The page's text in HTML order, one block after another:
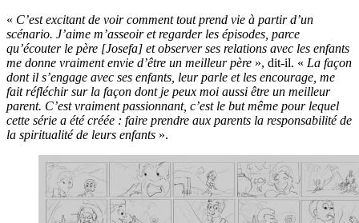
« C’est excitant de voir comment tout prend vie à partir d’un
scénario. J’aime m’asseoir et regarder les épisodes, parce
qu’écouter le père [Josefa] et observer ses relations avec les enfants
me donne vraiment envie d’être un meilleur père », dit-il. « La façon
dont il s’engage avec ses enfants, leur parle et les encourage, me
fait réfléchir sur la façon dont je peux moi aussi être un meilleur
parent. C’est vraiment passionnant, c’est le but même pour lequel
cette série a été créée : faire prendre aux parents la responsabilité de
la spiritualité de leurs enfants ».